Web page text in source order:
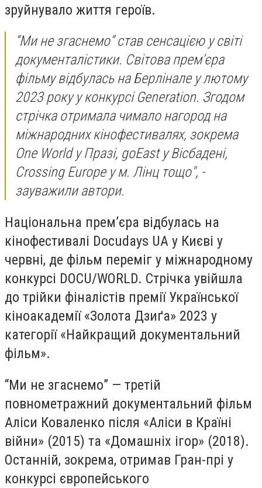
зруйнувало життя героїв.
“Ми не згаснемо” став сенсацією у світі
документалістики. Світова прем’єра
фільму відбулась на Берлінале у лютому
2023 року у конкурсі Generation. Згодом
стрічка отримала чимало нагород на
міжнародних кінофестивалях, зокрема
One World у Празі, goEast у Вісбадені,
Crossing Europe у м. Лінц тощо", -
зауважили автори.
Національна прем’єра відбулась на
кінофестивалі Docudays UA у Києві у
червні, де фільм переміг у міжнародному
конкурсі DOCU/WORLD. Стрічка увійшла
до трійки фіналістів премії Української
кіноакадемії «Золота Дзиґа» 2023 у
категорії «Найкращий документальний
фільм».
“Ми не згаснемо” — третій
повнометражний документальний фільм
Аліси Коваленко після «Аліси в Країні
війни» (2015) та «Домашніх ігор» (2018).
Останній, зокрема, отримав Гран-прі у
конкурсі європейського